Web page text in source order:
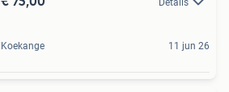
Details
Koekange 11 jun 26